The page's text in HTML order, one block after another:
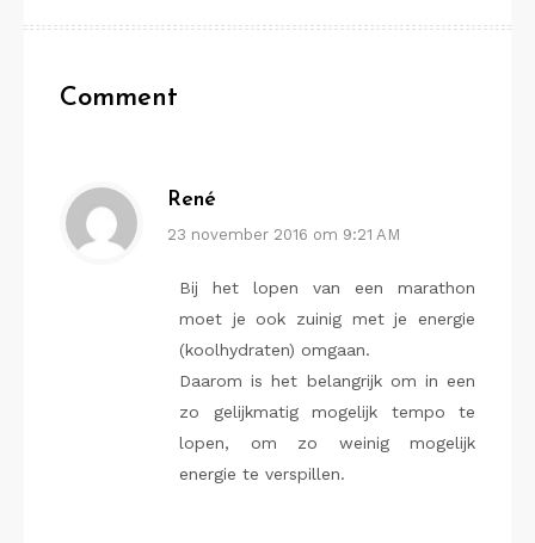
Comment
René
23 november 2016 om 9:21 AM
Bij het lopen van een marathon
moet je ook zuinig met je energie
(koolhydraten) omgaan.
Daarom is het belangrijk om in een
zo gelijkmatig mogelijk tempo te
lopen, om zo weinig mogelijk
energie te verspillen.